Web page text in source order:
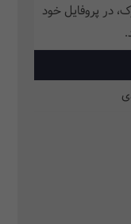
در پروفایل خود